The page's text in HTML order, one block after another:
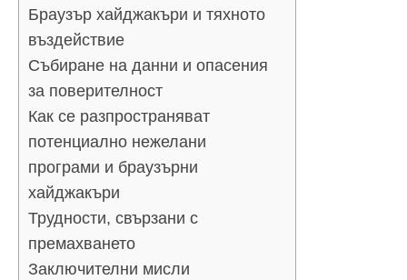
Браузър хайджакъри и тяхното
въздействие
Събиране на данни и опасения
за поверителност
Как се разпространяват
потенциално нежелани
програми и браузърни
хайджакъри
Трудности, свързани с
премахването
Заключителни мисли